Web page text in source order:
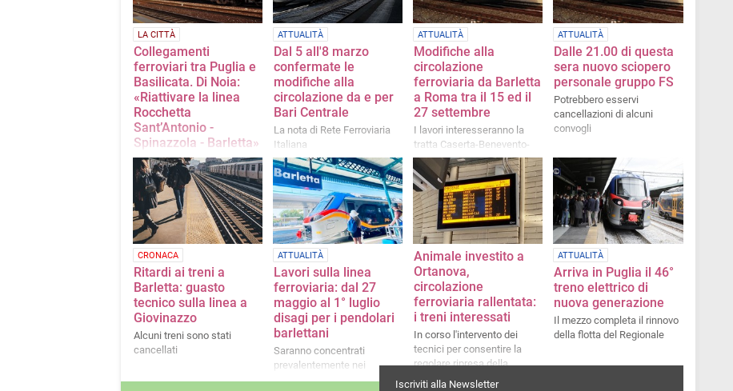
LA CITTÀ
Collegamenti
ferroviari tra Puglia e
Basilicata. Di Noia:
«Riattivare la linea
Rocchetta
Sant’Antonio -
Spinazzola - Barletta»
La nota del consigliere
comunale di Spinazzola e
consigliere provinciale BAT
ATTUALITÀ
Dal 5 all'8 marzo
confermate le
modifiche alla
circolazione da e per
Bari Centrale
La nota di Rete Ferroviaria
Italiana
ATTUALITÀ
Modifiche alla
circolazione
ferroviaria da Barletta
a Roma tra il 15 ed il
27 settembre
I lavori interesseranno la
tratta Caserta-Benevento-
Foggia per la nuova linea
alta velocità
ATTUALITÀ
Dalle 21.00 di questa
sera nuovo sciopero
personale gruppo FS
Potrebbero esservi
cancellazioni di alcuni
convogli
CRONACA
Ritardi ai treni a
Barletta: guasto
tecnico sulla linea a
Giovinazzo
Alcuni treni sono stati
cancellati
ATTUALITÀ
Lavori sulla linea
ferroviaria: dal 27
maggio al 1° luglio
disagi per i pendolari
barlettani
Saranno concentrati
prevalentemente nei
weekend e nella fascia
Animale investito a
Ortanova,
circolazione
ferroviaria rallentata:
i treni interessati
In corso l'intervento dei
tecnici per consentire la
regolare ripresa della
circolazione
ATTUALITÀ
Arriva in Puglia il 46°
treno elettrico di
nuova generazione
Il mezzo completa il rinnovo
della flotta del Regionale
Iscriviti alla Newsletter